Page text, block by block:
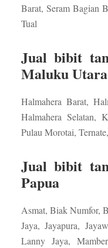
Barat, Seram Bagian
Tual
Jual bibit
Maluku Utara
Halmahera Barat,
Halmahera Selatan,
Pulau Morotai,
Jual bibit
Papua
Asmat, Biak Numfor,
Jaya, Jayapura,
Lanny Jaya,